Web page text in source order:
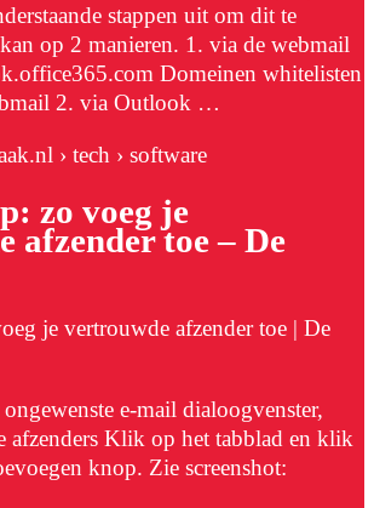
stappen uit om dit te
op 2 manieren. 1. via de webmail
Domeinen whitelisten
2. via Outlook …
› tech › software
zo voeg je
afzender toe – De
je vertrouwde afzender toe | De
e-mail dialoogvenster,
afzenders Klik op het tabblad en klik
knop. Zie screenshot: